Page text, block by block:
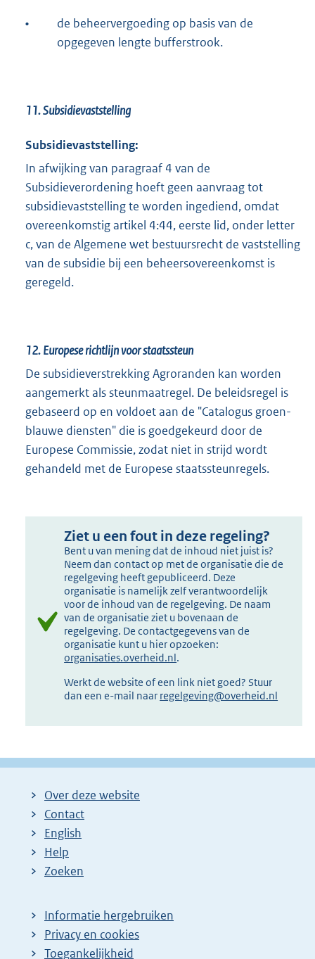
•
de beheervergoeding op basis van de
opgegeven lengte bufferstrook.
11. Subsidievaststelling
Subsidievaststelling:
In afwijking van paragraaf 4 van de
Subsidieverordening hoeft geen aanvraag tot
subsidievaststelling te worden ingediend, omdat
overeenkomstig artikel 4:44, eerste lid, onder letter
c, van de Algemene wet bestuursrecht de vaststelling
van de subsidie bij een beheersovereenkomst is
geregeld.
12. Europese richtlijn voor staatssteun
De subsidieverstrekking Agroranden kan worden
aangemerkt als steunmaatregel. De beleidsregel is
gebaseerd op en voldoet aan de "Catalogus groen-
blauwe diensten" die is goedgekeurd door de
Europese Commissie, zodat niet in strijd wordt
gehandeld met de Europese staatssteunregels.
Ziet u een fout in deze regeling?
Bent u van mening dat de inhoud niet juist is?
Neem dan contact op met de organisatie die de
regelgeving heeft gepubliceerd. Deze
organisatie is namelijk zelf verantwoordelijk
voor de inhoud van de regelgeving. De naam
van de organisatie ziet u bovenaan de
regelgeving. De contactgegevens van de
organisatie kunt u hier opzoeken:
organisaties.overheid.nl.
Werkt de website of een link niet goed? Stuur
dan een e-mail naar regelgeving@overheid.nl
Over deze website
Contact
English
Help
Zoeken
Informatie hergebruiken
Privacy en cookies
Toegankelijkheid